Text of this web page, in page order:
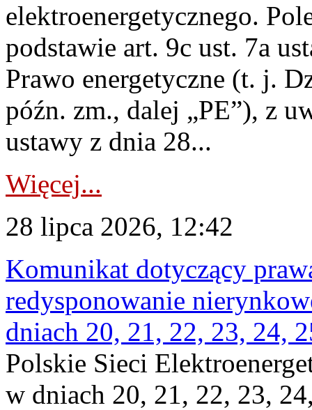
elektroenergetycznego.
podstawie art. 9c ust. 7a
Prawo energetyczne (t. j.
późn. zm., dalej „PE”), z
ustawy z dnia 28...
Więcej...
28 lipca 2026, 12:42
Komunikat dotyczący
redysponowanie
dniach 20, 21, 22, 23, 24,
Polskie Sieci
w dniach 20, 21, 22, 23,